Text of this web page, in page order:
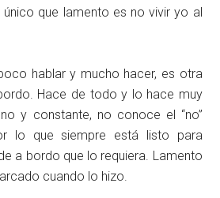
que lamento es no vivir yo al
hablar y mucho hacer, es otra
Hace de todo y lo hace muy
y constante, no conoce el “no”
lo que siempre está listo para
a bordo que lo requiera. Lamento
cuando lo hizo.